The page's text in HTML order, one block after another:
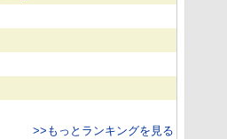
>>もっとランキングを見る